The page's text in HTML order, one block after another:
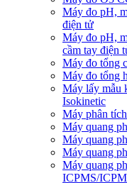
Máy đo pH,
điện tử
Máy đo pH,
cầm tay điện
Máy đo tổng
Máy đo tổng
Máy lấy mẫu
Isokinetic
Máy phân
Máy quang
Máy quang
Máy quang
Máy quang
ICPMS/